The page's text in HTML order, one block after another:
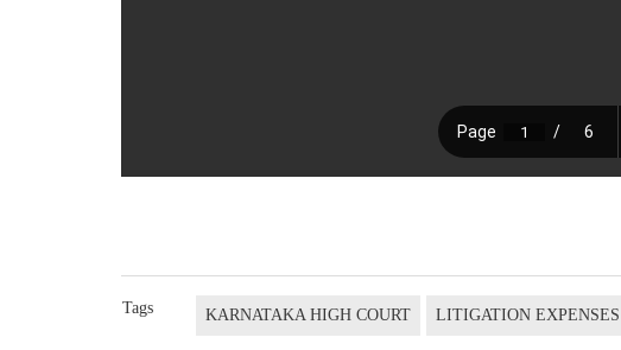
Tags KARNATAKA HIGH COURT LITIGATION EXPENSES